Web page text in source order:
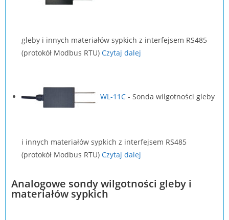
gleby i innych materiałów sypkich z interfejsem RS485
(protokół Modbus RTU) Czytaj dalej
WL-11C - Sonda wilgotności gleby
i innych materiałów sypkich z interfejsem RS485
(protokół Modbus RTU) Czytaj dalej
Analogowe sondy wilgotności gleby i
materiałów sypkich